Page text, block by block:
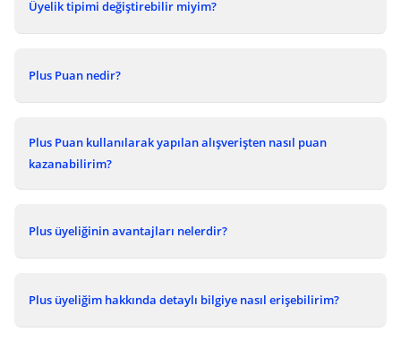
Üyelik tipimi değiştirebilir miyim?
Plus Puan nedir?
Plus Puan kullanılarak yapılan alışverişten nasıl puan
kazanabilirim?
Plus üyeliğinin avantajları nelerdir?
Plus üyeliğim hakkında detaylı bilgiye nasıl erişebilirim?